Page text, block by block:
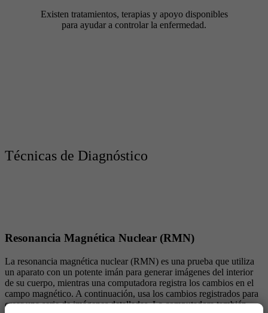
Existen tratamientos, terapias y apoyo disponibles
para ayudar a controlar la enfermedad.
Técnicas de Diagnóstico
Resonancia Magnética Nuclear (RMN)
La resonancia magnética nuclear (RMN) es una prueba que utiliza
un aparato con un potente imán para generar imágenes del interior
de su cuerpo, mientras una computadora registra los cambios en el
campo magnético. A continuación, usa los cambios registrados para
crear una serie de imágenes detalladas. La computadora también